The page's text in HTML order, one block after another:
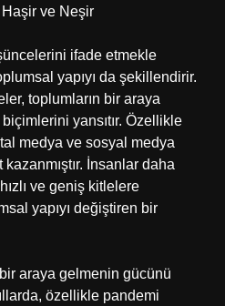
ve Neşir
ifade etmekle
yapıyı da şekillendirir.
toplumların bir araya
yansıtır. Özellikle
medya ve sosyal medya
kazanmıştır. İnsanlar daha
ve geniş kitlelere
yapıyı değiştiren bir
araya gelmenin gücünü
özellikle pandemi